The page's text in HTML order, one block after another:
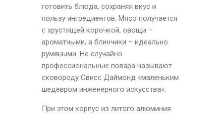
готовить блюда, сохраняя вкус и
пользу ингредиентов. Мясо получается
с хрустящей корочкой, овощи –
ароматными, а блинчики – идеально
румяными. Не случайно
профессиональные повара называют
сковороду Свисс Даймонд «маленьким
шедевром инженерного искусства».
При этом корпус из литого алюминия